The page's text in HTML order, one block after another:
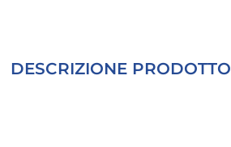
DESCRIZIONE PRODOTTO